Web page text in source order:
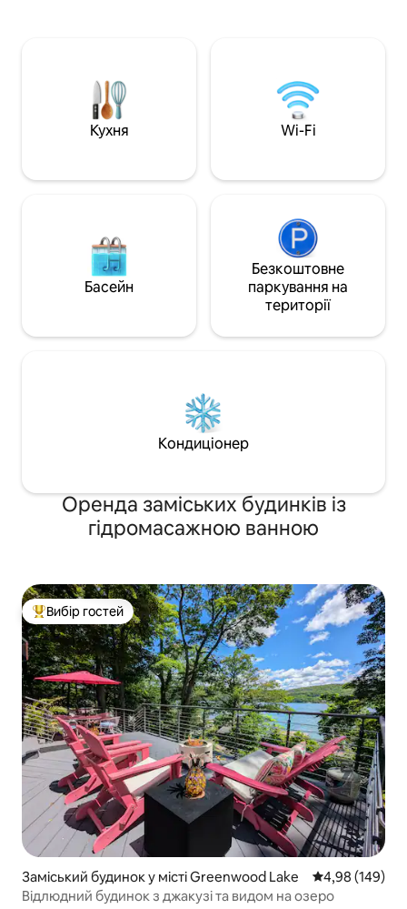
Єльського університету. Він має
повноцінну кухню, приватний задній
двір із місцем для багаття та спокійну
атмосферу узбережжя. Прогуляйтеся
завершіть день біля вогнища.
від котеджу). У
огороджений
місцями для
повітрі, якщо ви
збору за
знайдете кращої
бронювання.
Кухня Wi-Fi
Басейн
Безкоштовне
паркування на
території
Кондиціонер
Оренда заміських будинків із
гідромасажною ванною
Топ вибір гостей
Вибір гостей
Заміський будинок у місті Greenwood Lake Середня
4,98 (149)
Відлюдний будинок з джакузі та видом на озеро